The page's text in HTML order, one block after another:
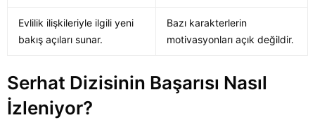
Evlilik ilişkileriyle ilgili yeni
bakış açıları sunar.
Bazı karakterlerin
motivasyonları açık değildir.
Serhat Dizisinin Başarısı Nasıl
İzleniyor?